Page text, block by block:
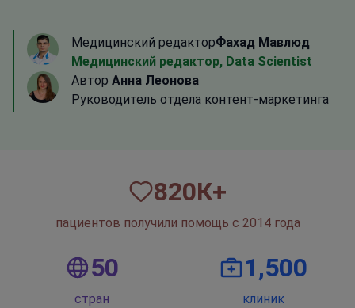
Медицинский редакторФахад Мавлюд
Медицинский редактор, Data Scientist
Автор Анна Леонова
Руководитель отдела контент-маркетинга
820К+
пациентов получили помощь с 2014 года
50
стран
1,500
клиник